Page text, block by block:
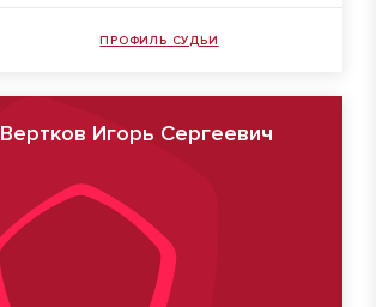
ПРОФИЛЬ СУДЬИ
Вертков Игорь Сергеевич